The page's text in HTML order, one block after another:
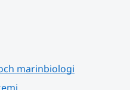
marinbiologi